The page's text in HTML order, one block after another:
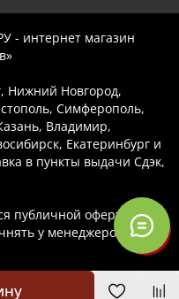
- интернет магазин
Нижний Новгород,
Симферополь,
Владимир,
Екатеринбург и
в пункты выдачи Сдэк,
публичной офертой.
у менеджеров.